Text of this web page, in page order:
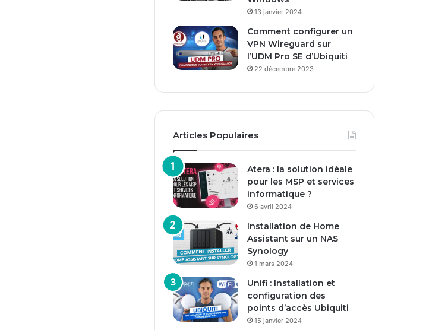
13 janvier 2024
Comment configurer un
VPN Wireguard sur
l’UDM Pro SE d’Ubiquiti
22 décembre 2023
Articles Populaires
Atera : la solution idéale
pour les MSP et services
informatique ?
6 avril 2024
Installation de Home
Assistant sur un NAS
Synology
1 mars 2024
Unifi : Installation et
configuration des
points d’accès Ubiquiti
15 janvier 2024